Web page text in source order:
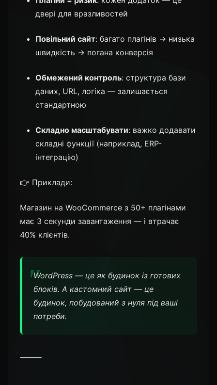
двері для вразливостей
Повільний сайт: багато плагінів → низька
швидкість → погана конверсія
Обмежений контроль: структура бази
даних, URL, логіка — залишається
стандартною
Складно масштабувати: важко додавати
складні функції (наприклад, ERP-
інтеграцію)
👉 Приклади:
Магазин на WooCommerce з 50+ плагінами
має 3 секунди завантаження — і втрачає
40% клієнтів.
WordPress — це як будинок із готових
блоків. А кастомний сайт — це
будинок, побудований з нуля під ваші
потреби.
⸻